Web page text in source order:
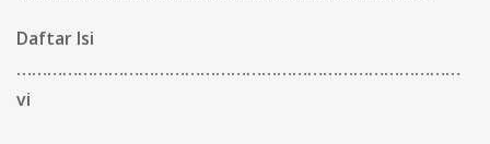
Daftar Isi
……………………………………………………………………………
vi